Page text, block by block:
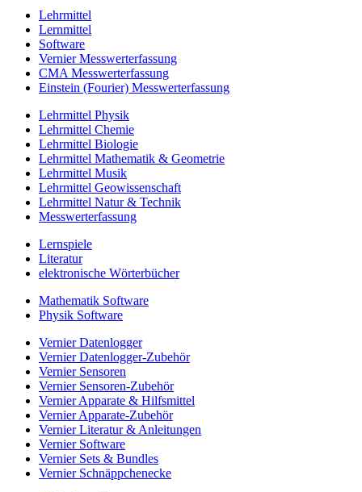
Lehrmittel
Lernmittel
Software
Vernier Messwerterfassung
CMA Messwerterfassung
Einstein (Fourier) Messwerterfassung
Lehrmittel Physik
Lehrmittel Chemie
Lehrmittel Biologie
Lehrmittel Mathematik & Geometrie
Lehrmittel Musik
Lehrmittel Geowissenschaft
Lehrmittel Natur & Technik
Messwerterfassung
Lernspiele
Literatur
elektronische Wörterbücher
Mathematik Software
Physik Software
Vernier Datenlogger
Vernier Datenlogger-Zubehör
Vernier Sensoren
Vernier Sensoren-Zubehör
Vernier Apparate & Hilfsmittel
Vernier Apparate-Zubehör
Vernier Literatur & Anleitungen
Vernier Software
Vernier Sets & Bundles
Vernier Schnäppchenecke